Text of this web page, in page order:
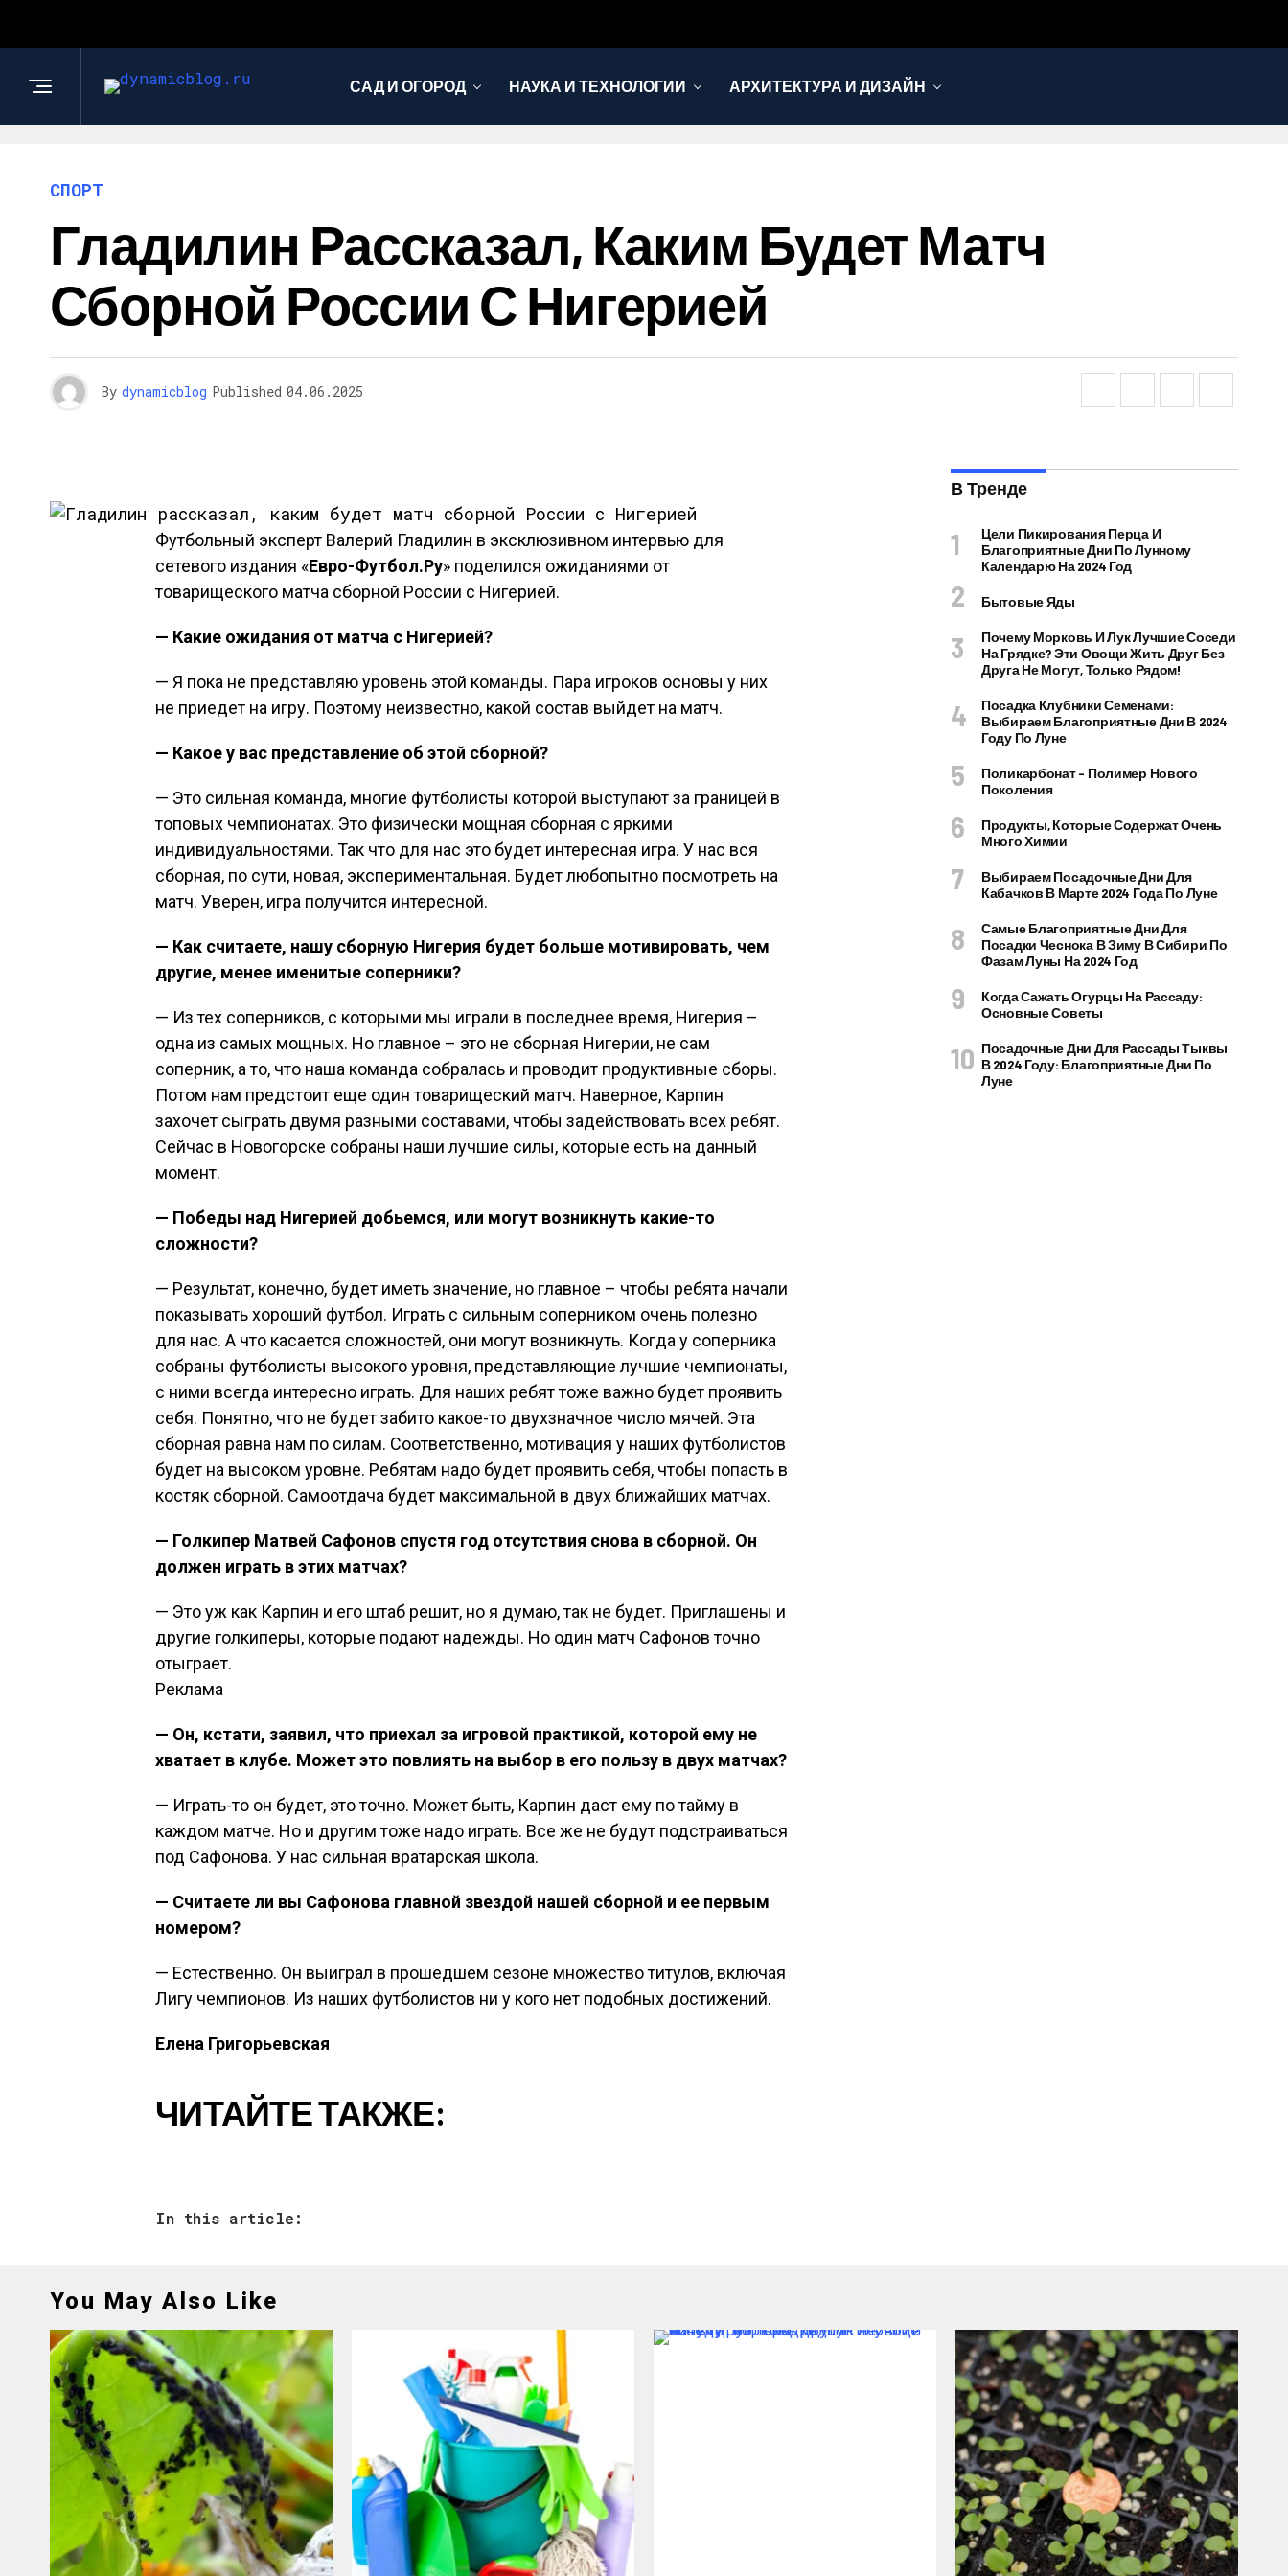
САД И ОГОРОД НАУКА И ТЕХНОЛОГИИ АРХИТЕКТУРА И ДИЗАЙН
СПОРТ
Гладилин Рассказал, Каким Будет Матч
Сборной России С Нигерией
By dynamicblog Published 04.06.2025
Футбольный эксперт Валерий Гладилин в эксклюзивном интервью для
сетевого издания «Евро-Футбол.Ру» поделился ожиданиями от
товарищеского матча сборной России с Нигерией.
— Какие ожидания от матча с Нигерией?
— Я пока не представляю уровень этой команды. Пара игроков основы у них
не приедет на игру. Поэтому неизвестно, какой состав выйдет на матч.
— Какое у вас представление об этой сборной?
— Это сильная команда, многие футболисты которой выступают за границей в
топовых чемпионатах. Это физически мощная сборная с яркими
индивидуальностями. Так что для нас это будет интересная игра. У нас вся
сборная, по сути, новая, экспериментальная. Будет любопытно посмотреть на
матч. Уверен, игра получится интересной.
— Как считаете, нашу сборную Нигерия будет больше мотивировать, чем
другие, менее именитые соперники?
— Из тех соперников, с которыми мы играли в последнее время, Нигерия –
одна из самых мощных. Но главное – это не сборная Нигерии, не сам
соперник, а то, что наша команда собралась и проводит продуктивные сборы.
Потом нам предстоит еще один товарищеский матч. Наверное, Карпин
захочет сыграть двумя разными составами, чтобы задействовать всех ребят.
Сейчас в Новогорске собраны наши лучшие силы, которые есть на данный
момент.
— Победы над Нигерией добьемся, или могут возникнуть какие-то
сложности?
— Результат, конечно, будет иметь значение, но главное – чтобы ребята начали
показывать хороший футбол. Играть с сильным соперником очень полезно
для нас. А что касается сложностей, они могут возникнуть. Когда у соперника
собраны футболисты высокого уровня, представляющие лучшие чемпионаты,
с ними всегда интересно играть. Для наших ребят тоже важно будет проявить
себя. Понятно, что не будет забито какое-то двухзначное число мячей. Эта
сборная равна нам по силам. Соответственно, мотивация у наших футболистов
будет на высоком уровне. Ребятам надо будет проявить себя, чтобы попасть в
костяк сборной. Самоотдача будет максимальной в двух ближайших матчах.
— Голкипер Матвей Сафонов спустя год отсутствия снова в сборной. Он
должен играть в этих матчах?
— Это уж как Карпин и его штаб решит, но я думаю, так не будет. Приглашены и
другие голкиперы, которые подают надежды. Но один матч Сафонов точно
отыграет.
Реклама
— Он, кстати, заявил, что приехал за игровой практикой, которой ему не
хватает в клубе. Может это повлиять на выбор в его пользу в двух матчах?
— Играть-то он будет, это точно. Может быть, Карпин даст ему по тайму в
каждом матче. Но и другим тоже надо играть. Все же не будут подстраиваться
под Сафонова. У нас сильная вратарская школа.
— Считаете ли вы Сафонова главной звездой нашей сборной и ее первым
номером?
— Естественно. Он выиграл в прошедшем сезоне множество титулов, включая
Лигу чемпионов. Из наших футболистов ни у кого нет подобных достижений.
Елена Григорьевская
ЧИТАЙТЕ ТАКЖЕ:
In this article:
В Тренде
Цели Пикирования Перца И
Благоприятные Дни По Лунному
Календарю На 2024 Год
Бытовые Яды
Почему Морковь И Лук Лучшие Соседи
На Грядке? Эти Овощи Жить Друг Без
Друга Не Могут, Только Рядом!
Посадка Клубники Семенами:
Выбираем Благоприятные Дни В 2024
Году По Луне
Поликарбонат – Полимер Нового
Поколения
Продукты, Которые Содержат Очень
Много Химии
Выбираем Посадочные Дни Для
Кабачков В Марте 2024 Года По Луне
Самые Благоприятные Дни Для
Посадки Чеснока В Зиму В Сибири По
Фазам Луны На 2024 Год
Когда Сажать Огурцы На Рассаду:
Основные Советы
Посадочные Дни Для Рассады Тыквы
В 2024 Году: Благоприятные Дни По
Луне
You May Also Like